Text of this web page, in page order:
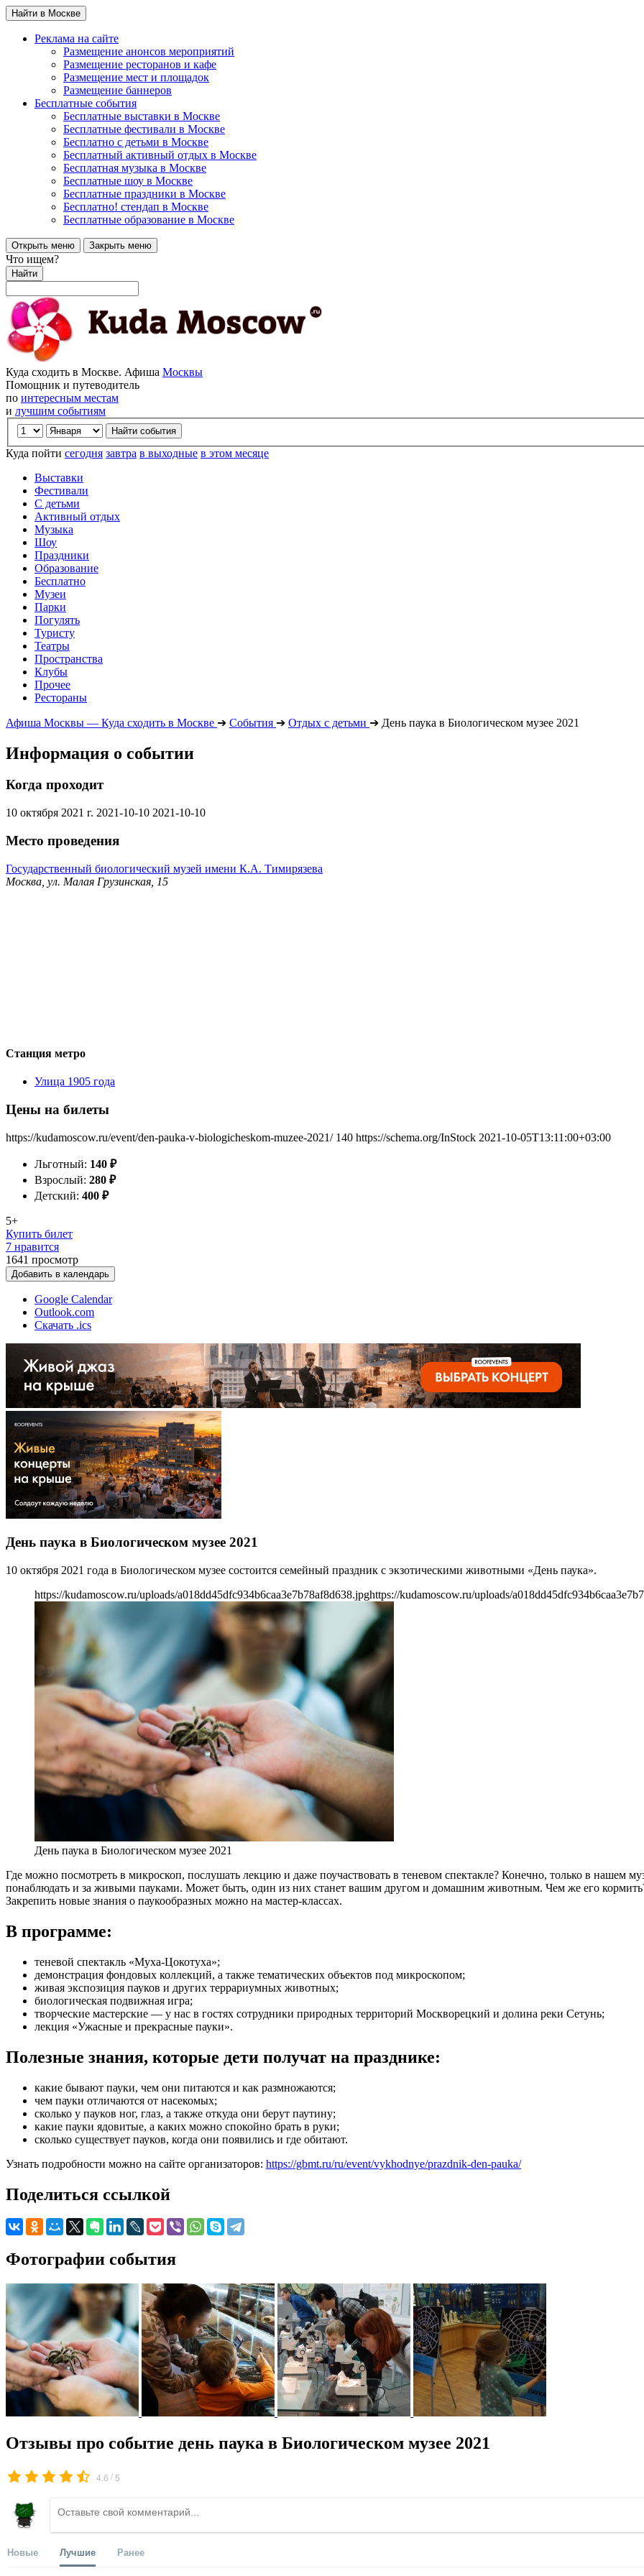
Найти в Москве
Реклама на сайте
Размещение анонсов мероприятий
Размещение ресторанов и кафе
Размещение мест и площадок
Размещение баннеров
Бесплатные события
Бесплатные выставки в Москве
Бесплатные фестивали в Москве
Бесплатно с детьми в Москве
Бесплатный активный отдых в Москве
Бесплатная музыка в Москве
Бесплатные шоу в Москве
Бесплатные праздники в Москве
Бесплатно! стендап в Москве
Бесплатные образование в Москве
Открыть меню Закрыть меню
Что ищем?
Найти
Куда сходить в Москве. Афиша Москвы
Помощник и путеводитель
по интересным местам
и лучшим событиям
Куда пойти сегодня завтра в выходные в этом месяце
Выставки
Фестивали
С детьми
Активный отдых
Музыка
Шоу
Праздники
Образование
Бесплатно
Музеи
Парки
Погулять
Туристу
Театры
Пространства
Клубы
Прочее
Рестораны
Афиша Москвы — Куда сходить в Москве ➔ События ➔ Отдых с детьми ➔ День паука в Биологическом музее 2021
Информация о событии
Когда проходит
10 октября 2021 г. 2021-10-10 2021-10-10
Место проведения
Государственный биологический музей имени К.А. Тимирязева
Москва, ул. Малая Грузинская, 15
Станция метро
Улица 1905 года
Цены на билеты
https://kudamoscow.ru/event/den-pauka-v-biologicheskom-muzee-2021/ 140 https://schema.org/InStock 2021-10-05T13:11:00+03:00
Льготный: 140 ₽
Взрослый: 280 ₽
Детский: 400 ₽
5+
Купить билет
7 нравится
1641 просмотр
Добавить в календарь
Google Calendar
Outlook.com
Скачать .ics
День паука в Биологическом музее 2021
10 октября 2021 года в Биологическом музее состоится семейный праздник с экзотическими животными «День паука».
https://kudamoscow.ru/uploads/a018dd45dfc934b6caa3e7b78af8d638.jpghttps://kudamoscow.ru/uploads/
День паука в Биологическом музее 2021
Где можно посмотреть в микроскоп, послушать лекцию и даже поучаствовать в теневом спектакле? Конечно, только в нашем
понаблюдать и за живыми пауками. Может быть, один из них станет вашим другом и домашним животным. Чем же его
Закрепить новые знания о паукообразных можно на мастер-классах.
В программе:
теневой спектакль «Муха-Цокотуха»;
демонстрация фондовых коллекций, а также тематических объектов под микроскопом;
живая экспозиция пауков и других террариумных животных;
биологическая подвижная игра;
творческие мастерские — у нас в гостях сотрудники природных территорий Москворецкий и долина реки Сетунь;
лекция «Ужасные и прекрасные пауки».
Полезные знания, которые дети получат на празднике:
какие бывают пауки, чем они питаются и как размножаются;
чем пауки отличаются от насекомых;
сколько у пауков ног, глаз, а также откуда они берут паутину;
какие пауки ядовитые, а каких можно спокойно брать в руки;
сколько существует пауков, когда они появились и где обитают.
Узнать подробности можно на сайте организаторов: https://gbmt.ru/ru/event/vykhodnye/prazdnik-den-pauka/
Поделиться ссылкой
Фотографии события
Отзывы про событие день паука в Биологическом музее 2021
4.6 / 5
Новые Лучшие Ранее